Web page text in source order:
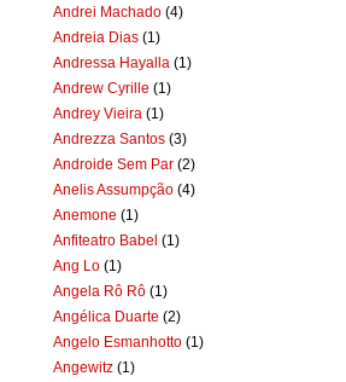
Andrei Machado (4)
Andreia Dias (1)
Andressa Hayalla (1)
Andrew Cyrille (1)
Andrey Vieira (1)
Andrezza Santos (3)
Androide Sem Par (2)
Anelis Assumpção (4)
Anemone (1)
Anfiteatro Babel (1)
Ang Lo (1)
Angela Rô Rô (1)
Angélica Duarte (2)
Angelo Esmanhotto (1)
Angewitz (1)